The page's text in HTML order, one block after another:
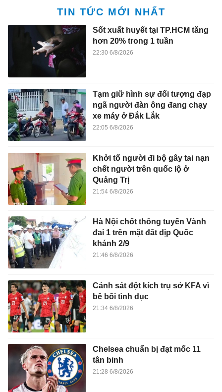
TIN TỨC MỚI NHẤT
Sốt xuất huyết tại TP.HCM tăng
hơn 20% trong 1 tuần
22:30 6/8/2026
Tạm giữ hình sự đối tượng đạp
ngã người đàn ông đang chạy
xe máy ở Đắk Lắk
22:05 6/8/2026
Khởi tố người đi bộ gây tai nạn
chết người trên quốc lộ ở
Quảng Trị
21:54 6/8/2026
Hà Nội chốt thông tuyến Vành
đai 1 trên mặt đất dịp Quốc
khánh 2/9
21:46 6/8/2026
Cảnh sát đột kích trụ sở KFA vì
bê bối tình dục
21:34 6/8/2026
Chelsea chuẩn bị đạt mốc 11
tân binh
21:28 6/8/2026